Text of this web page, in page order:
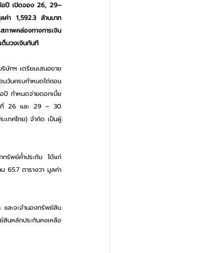
อปี เปิดจอง 26, 29–
ค่า 1,592.3 ล้านบาท
ภาพคล่องทางการเงิน
มวงเงินทันที
ษัทฯ เตรียมเสนอขาย
วันครบกำหนดไถ่ถอน
กำหนดจ่ายดอกเบี้ย
นที่ 26 และ 29 – 30
ทศไทย) จำกัด เป็นผู้
ทรัพย์ค้ำประกัน ได้แก่
65.7 ตารางวา มูลค่า
ละจะจำนองทรัพย์สิน
นหลักประกันคงเหลือ